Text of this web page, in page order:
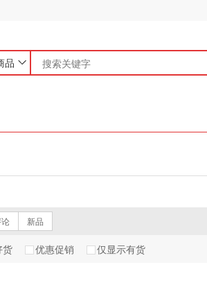
品
新品
货 优惠促销 仅显示有货